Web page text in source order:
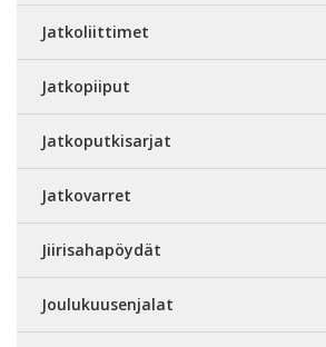
Jatkoliittimet
Jatkopiiput
Jatkoputkisarjat
Jatkovarret
Jiirisahapöydät
Joulukuusenjalat